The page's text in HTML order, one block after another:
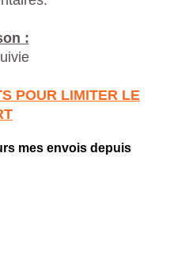
:
POUR LIMITER LE
mes envois depuis